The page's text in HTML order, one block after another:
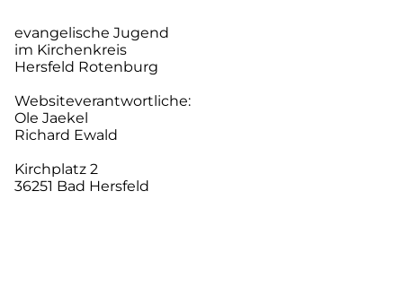
evangelische Jugend
im Kirchenkreis
Hersfeld Rotenburg
Websiteverantwortliche:
Ole Jaekel
Richard Ewald
Kirchplatz 2
36251 Bad Hersfeld